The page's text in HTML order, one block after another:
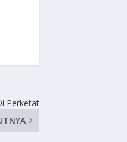
Perketat